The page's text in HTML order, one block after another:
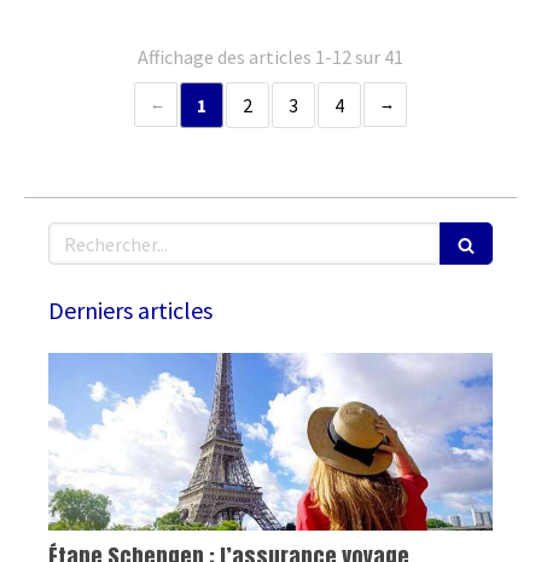
Affichage des articles 1-12 sur 41
1
2 3 4
Rechercher
Derniers articles